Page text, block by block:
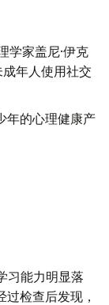
学家盖尼·伊克
年人使用社交
年的心理健康产
习能力明显落
检查后发现，